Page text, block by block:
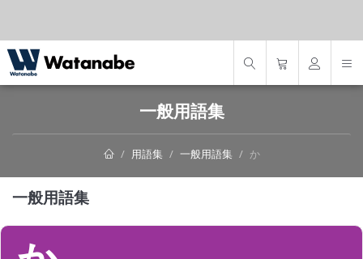
一般用語集
用語集 一般用語集 か
一般用語集